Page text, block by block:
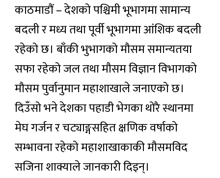
काठमाडौं – देशको पश्चिमी भूभागमा सामान्य
बदली र मध्य तथा पूर्वी भूभागमा आंशिक बदली
रहेको छ। बाँकी भुभागको मौसम समान्यतया
सफा रहेको जल तथा मौसम विज्ञान विभागको
मौसम पुर्वानुमान महाशाखाले जनाएको छ।
दिउँसो भने देशका पहाडी भेगका थोरै स्थानमा
मेघ गर्जन र चट्याङ्गसहित क्षणिक वर्षाको
सम्भावना रहेको महाशाखाकाकी मौसमविद
सजिना शाक्याले जानकारी दिइन्।